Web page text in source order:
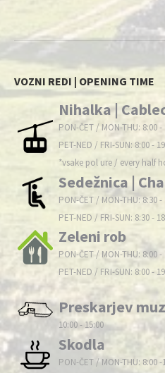
VOZNI REDI | OPENING TIME
Nihalka |
PON-ČET / MON-THU: 8:00 -
PET-NED / FRI-SUN: 8:00 -
*vsake pol ure / every half
Sedežnica |
PON-ČET / MON-THU: 8:30 -
PET-NED / FRI-SUN: 8:30 -
Zeleni rob
PON-ČET / MON-THU: 8:00 -
PET-NED / FRI-SUN: 8:00 -
Preskarjev
10:00 - 15:00
Skodla
PON-ČET / MON-THU: 8:00 -